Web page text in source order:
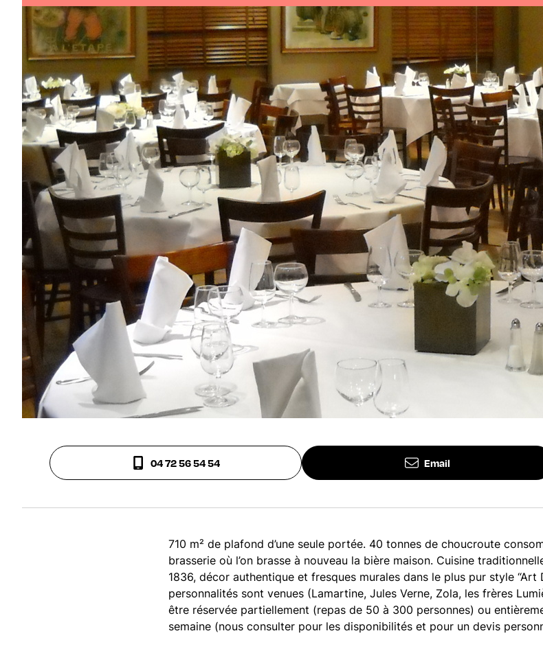
04 72 56 54 54 Email
710 m² de plafond d’une seule portée. 40 tonnes de choucroute
brasserie où l’on brasse à nouveau la bière maison. Cuisine
1836, décor authentique et fresques murales dans le plus pur style “Art
personnalités sont venues (Lamartine, Jules Verne, Zola, les frères
être réservée partiellement (repas de 50 à 300 personnes) ou
semaine (nous consulter pour les disponibilités et pour un devis